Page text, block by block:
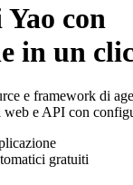
con
in un
e framework di
e API con
gratuiti